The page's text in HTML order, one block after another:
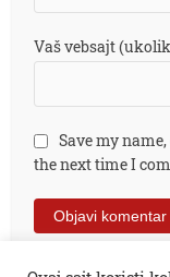
Vaš vebsajt
Save my
the next time I